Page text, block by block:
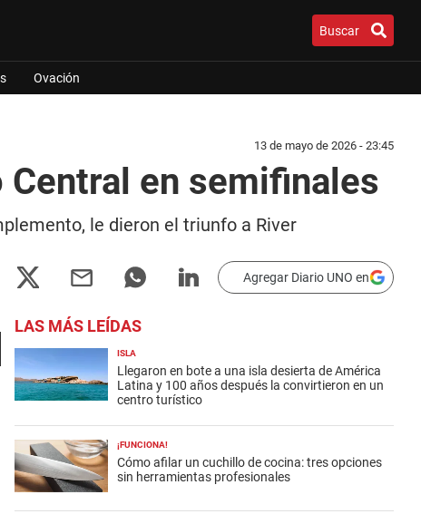
Buscar
Ovación
13 de mayo de 2026 - 23:45
Central en semifinales
le dieron el triunfo a River
Agregar Diario UNO en
LAS MÁS LEÍDAS
ISLA
Llegaron en bote a una isla desierta de América
Latina y 100 años después la convirtieron en un
centro turístico
¡FUNCIONA!
Cómo afilar un cuchillo de cocina: tres opciones
sin herramientas profesionales